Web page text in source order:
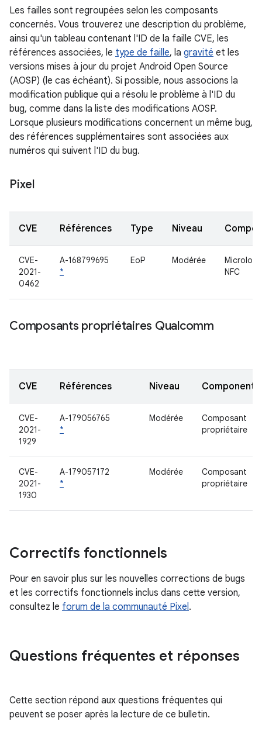
Les failles sont regroupées selon les composants
concernés. Vous trouverez une description du problème,
ainsi qu'un tableau contenant l'ID de la faille CVE, les
références associées, le type de faille, la gravité et les
versions mises à jour du projet Android Open Source
(AOSP) (le cas échéant). Si possible, nous associons la
modification publique qui a résolu le problème à l'ID du
bug, comme dans la liste des modifications AOSP.
Lorsque plusieurs modifications concernent un même bug,
des références supplémentaires sont associées aux
numéros qui suivent l'ID du bug.
Pixel
CVE Références Type Niveau
CVE-
2021-
0462
A-168799695
*
EoP Modérée
NFC
Composants propriétaires Qualcomm
CVE Références Niveau Component
CVE-
2021-
1929
A-179056765
*
Modérée
Composant
propriétaire
CVE-
2021-
1930
A-179057172
*
Modérée
Composant
propriétaire
Correctifs fonctionnels
Pour en savoir plus sur les nouvelles corrections de bugs
et les correctifs fonctionnels inclus dans cette version,
consultez le forum de la communauté Pixel.
Questions fréquentes et réponses
Cette section répond aux questions fréquentes qui
peuvent se poser après la lecture de ce bulletin.